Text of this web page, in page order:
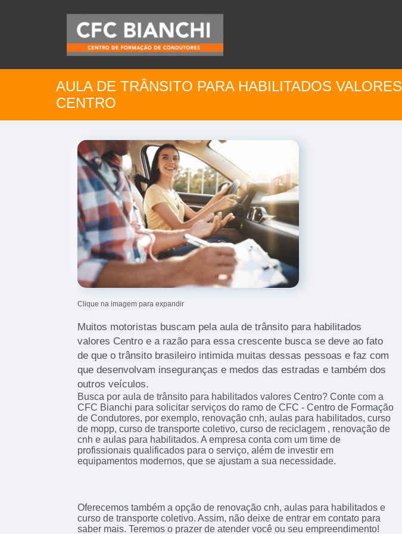
AULA DE TRÂNSITO PARA HABILITADOS VALORES
CENTRO
Clique na imagem para expandir
Muitos motoristas buscam pela aula de trânsito para habilitados
valores Centro e a razão para essa crescente busca se deve ao fato
de que o trânsito brasileiro intimida muitas dessas pessoas e faz com
que desenvolvam inseguranças e medos das estradas e também dos
outros veículos.
Busca por aula de trânsito para habilitados valores Centro? Conte com a
CFC Bianchi para solicitar serviços do ramo de CFC - Centro de Formação
de Condutores, por exemplo, renovação cnh, aulas para habilitados, curso
de mopp, curso de transporte coletivo, curso de reciclagem , renovação de
cnh e aulas para habilitados. A empresa conta com um time de
profissionais qualificados para o serviço, além de investir em
equipamentos modernos, que se ajustam a sua necessidade.
Oferecemos também a opção de renovação cnh, aulas para habilitados e
curso de transporte coletivo. Assim, não deixe de entrar em contato para
saber mais. Teremos o prazer de atender você ou seu empreendimento!